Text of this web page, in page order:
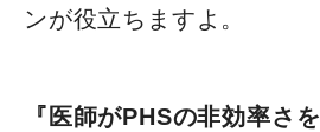
ンが役立ちますよ。
『 医師がPHSの非効率さ